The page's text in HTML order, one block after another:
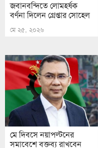
জবানবন্দিতে লোমহর্ষক
বর্ণনা দিলেন গ্রেপ্তার সোহেল
মে ২৫, ২০২৬
মে দিবসে নয়াপল্টনের
সমাবেশে বক্তব্য রাখবেন